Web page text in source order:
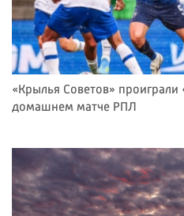
«Крылья Советов» проиграли
домашнем матче РПЛ